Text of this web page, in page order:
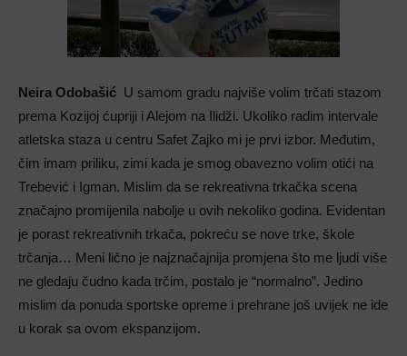
Neira Odobašić U samom gradu najviše volim trčati stazom
prema Kozijoj ćupriji i Alejom na Ilidži. Ukoliko radim intervale
atletska staza u centru Safet Zajko mi je prvi izbor. Međutim,
čim imam priliku, zimi kada je smog obavezno volim otići na
Trebević i Igman. Mislim da se rekreativna trkačka scena
značajno promijenila nabolje u ovih nekoliko godina. Evidentan
je porast rekreativnih trkača, pokreću se nove trke, škole
trčanja… Meni lično je najznačajnija promjena što me ljudi više
ne gledaju čudno kada trčim, postalo je “normalno”. Jedino
mislim da ponuda sportske opreme i prehrane još uvijek ne ide
u korak sa ovom ekspanzijom.